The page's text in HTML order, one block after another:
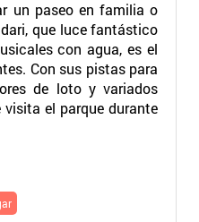
un paseo en familia o
que luce fantástico
con agua, es el
Con sus pistas para
de loto y variados
visita el parque durante